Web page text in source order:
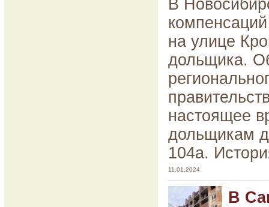
В
на улице
дольщика.
настоящее
дольщикам
104а.
11.01.2024
В